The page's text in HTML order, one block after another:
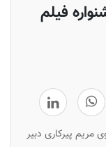
فیلم
مریم پیرکاری دبیر